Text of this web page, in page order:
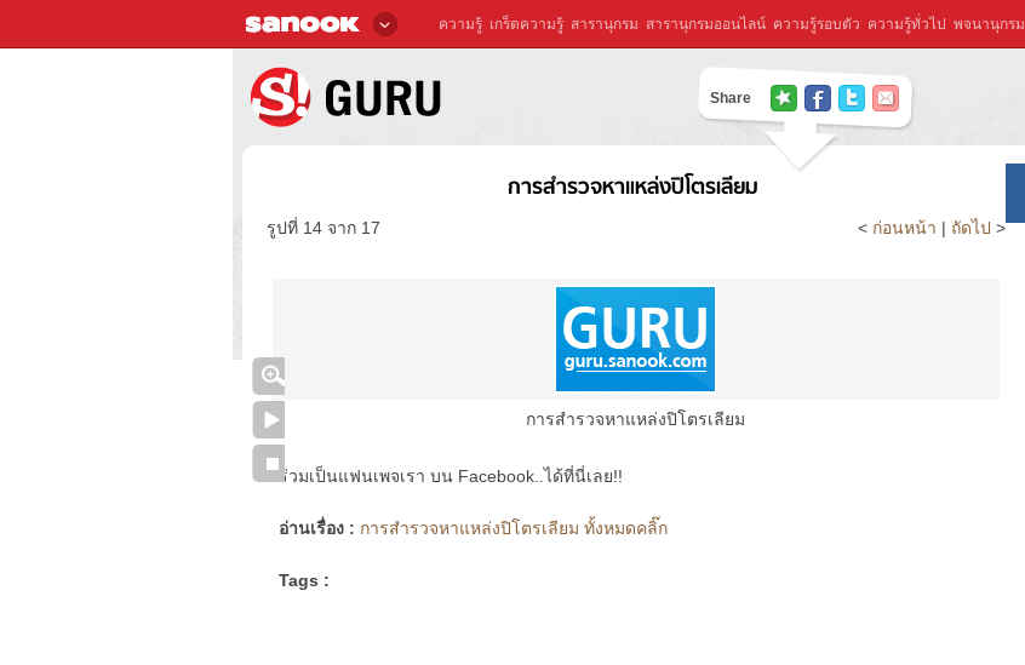
ความรู้ เกร็ดความรู้ สารานุกรม สารานุกรมออนไลน์ ความรู้รอบตัว ความรู้ทั่วไป พจนานุกรม
Share
การสำรวจหาแหล่งปิโตรเลียม
รูปที่ 14 จาก 17 < ก่อนหน้า | ถัดไป >
การสำรวจหาแหล่งปิโตรเลียม
ร่วมเป็นแฟนเพจเรา บน Facebook..ได้ที่นี่เลย!!
อ่านเรื่อง : การสำรวจหาแหล่งปิโตรเลียม ทั้งหมดคลิ๊ก
Tags :